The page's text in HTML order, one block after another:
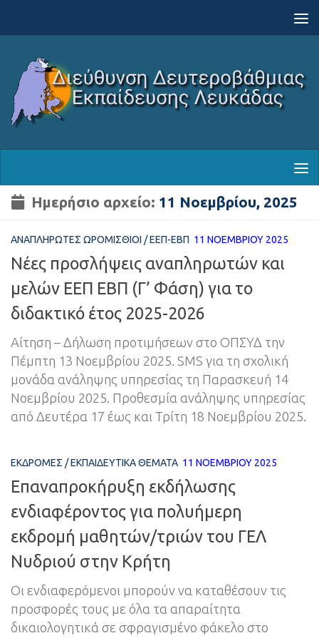
Ημερήσιο αρχείο: 11 Νοεμβρίου, 2025
ΑΝΑΠΛΗΡΩΤΈΣ ΩΡΟΜΊΣΘΙΟΙ /ΕΕΠ-ΕΒΠ 11 ΝΟΕΜΒΡΊΟΥ 2025
Νέες προσλήψεις αναπληρωτών και
μελών ΕΕΠ ΕΒΠ (Γ’ Φάση) για το
διδακτικό έτος 2025-2026
Αίτηση – Δήλωση προτιμήσεων στο ΟΠΣΥΔ την
Πέμπτη 13 Νοεμβρίου 2025. SMS για τη σχολική
μονάδα ανάληψης υπηρεσίας τη Παρασκευή 14
Νοεμβρίου 2025. Προθεσμία ανάληψης υπηρεσίας
από Δευτέρα 17 έως και Τρίτη 18 Νοεμβρίου 2025.
ΕΚΔΡΟΜΈΣ /ΕΚΠΑΙΔΕΥΤΙΚΆ ΘΈΜΑΤΑ 11 ΝΟΕΜΒΡΊΟΥ 2025
Επαναπροκήρυξη εκδήλωσης
ενδιαφέροντος για πολυήμερη
εκδρομή μαθητών/τριών του ΓΕΛ
Νυδριού στην Κρήτη
Οι ενδιαφερόμενοι μπορούν να καταθέσουν τις
προσφορές τους με όλα τα απαραίτητα
δικαιολογητικά σε σφραγισμένο φάκελο στο